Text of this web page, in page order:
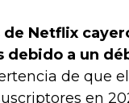
de Netflix
debido a un
de que
en